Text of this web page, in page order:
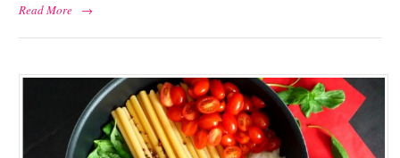
Read More
→